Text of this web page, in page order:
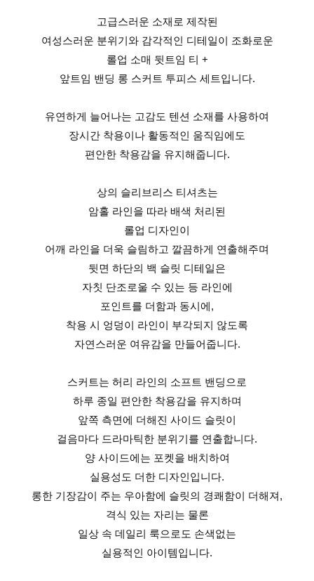
고급스러운 소재로 제작된
여성스러운 분위기와 감각적인 디테일이 조화로운
롤업 소매 뒷트임 티 +
앞트임 밴딩 롱 스커트 투피스 세트입니다.
유연하게 늘어나는 고감도 텐션 소재를 사용하여
장시간 착용이나 활동적인 움직임에도
편안한 착용감을 유지해줍니다.
상의 슬리브리스 티셔츠는
암홀 라인을 따라 배색 처리된
롤업 디자인이
어깨 라인을 더욱 슬림하고 깔끔하게 연출해주며
뒷면 하단의 백 슬릿 디테일은
자칫 단조로울 수 있는 등 라인에
포인트를 더함과 동시에,
착용 시 엉덩이 라인이 부각되지 않도록
자연스러운 여유감을 만들어줍니다.
스커트는 허리 라인의 소프트 밴딩으로
하루 종일 편안한 착용감을 유지하며
앞쪽 측면에 더해진 사이드 슬릿이
걸음마다 드라마틱한 분위기를 연출합니다.
양 사이드에는 포켓을 배치하여
실용성도 더한 디자인입니다.
롱한 기장감이 주는 우아함에 슬릿의 경쾌함이 더해져,
격식 있는 자리는 물론
일상 속 데일리 룩으로도 손색없는